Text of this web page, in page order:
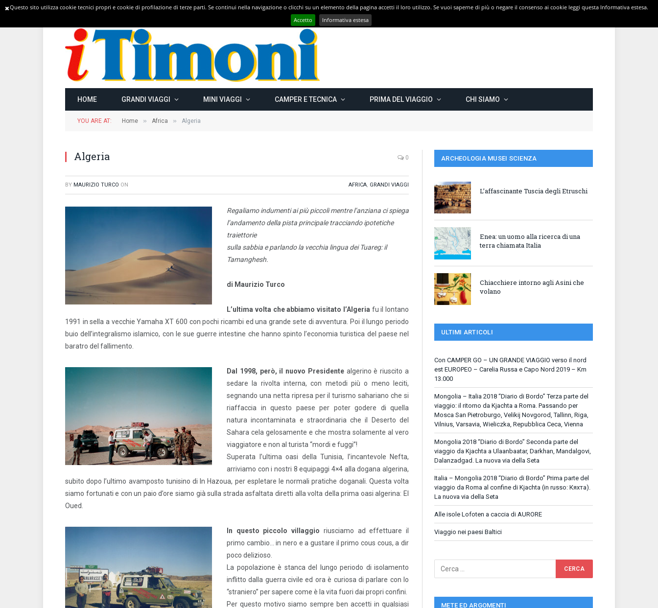
TRENDING Con CAMPER GO – UN GRANDE VIAGGIO verso il nord est EUROPEO – Carelia Russa e Capo Nord 2019 – Km 13.000
HOME GRANDI VIAGGI MINI VIAGGI CAMPER E TECNICA PRIMA DEL VIAGGIO CHI SIAMO
YOU ARE AT: Home » Africa » Algeria
Algeria 0
BY MAURIZIO TURCO ON AFRICA, GRANDI VIAGGI
Regaliamo indumenti ai più piccoli mentre l’anziana ci spiega
l’andamento della pista principale tracciando ipotetiche
traiettorie
sulla sabbia e parlando la vecchia lingua dei Tuareg: il
Tamanghesh.
di Maurizio Turco
L’ultima volta che abbiamo visitato l’Algeria fu il lontano
1991 in sella a vecchie Yamaha XT 600 con pochi ricambi ed una grande sete di avventura. Poi il lungo periodo
buio dell’integralismo islamico, con le sue guerre intestine che hanno spinto l’economia turistica del paese nel
baratro del fallimento.
Dal 1998, però, il nuovo Presidentealgerino è riuscito a
sedare la rivolta interna, con metodi più o meno leciti,
segnando una netta ripresa per il turismo sahariano che si
riaffaccia in questo paese per poter godere di quella
natura incontaminata e straordinaria che il Deserto del
Sahara cela gelosamente e che mostra solamente al vero
viaggiatore e non al turista “mordi e fuggi”!
Superata l’ultima oasi della Tunisia, l’incantevole Nefta,
arriviamo con i nostri 8 equipaggi 4×4 alla dogana algerina,
subito dopo l’ultimo avamposto tunisino di In Hazoua, per espletare le normali pratiche doganali. Questa volta
siamo fortunati e con un paio d’ore siamo già sulla strada asfaltata diretti alla volta della prima oasi algerina: El
Oued.
In questo piccolo villaggio riusciamo ad effettuare il
primo cambio… in nero e a gustare il primo cous cous, a dir
poco delizioso.
La popolazione è stanca del lungo periodo di isolamento
inflitto dalla guerra civile ed ora è curiosa di parlare con lo
“straniero” per sapere come è la vita fuori dai propri confini.
Per questo motivo siamo sempre ben accetti in qualsiasi
ARCHEOLOGIA MUSEI SCIENZA
L’affascinante Tuscia degli Etruschi
Enea: un uomo alla ricerca di una
terra chiamata Italia
Chiacchiere intorno agli Asini che
volano
ULTIMI ARTICOLI
Con CAMPER GO – UN GRANDE VIAGGIO verso il nord
est EUROPEO – Carelia Russa e Capo Nord 2019 – Km
13.000
Mongolia – Italia 2018 “Diario di Bordo” Terza parte del
viaggio: il ritorno da Kjachta a Roma. Passando per
Mosca San Pietroburgo, Velikij Novgorod, Tallinn, Riga,
Vilnius, Varsavia, Wieliczka, Repubblica Ceca, Vienna
Mongolia 2018 “Diario di Bordo” Seconda parte del
viaggio da Kjachta a Ulaanbaatar, Darkhan, Mandalgovi,
Dalanzadgad. La nuova via della Seta
Italia – Mongolia 2018 “Diario di Bordo” Prima parte del
viaggio da Roma al confine di Kjachta (in russo: Кяхта).
La nuova via della Seta
Alle isole Lofoten a caccia di AURORE
Viaggio nei paesi Baltici
METE ED ARGOMENTI
Questo sito utilizza cookie tecnici propri e cookie di profilazione di terze parti. Se continui nella navigazione o clicchi su un elemento della pagina accetti il loro utilizzo. Se vuoi saperne di più o negare il consenso ai cookie leggi questa Informativa estesa.
Accetto
Informativa estesa